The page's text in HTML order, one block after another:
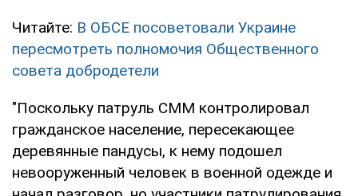
Читайте: В ОБСЕ посоветовали Украине
пересмотреть полномочия Общественного
совета добродетели
"Поскольку патруль СММ контролировал
гражданское население, пересекающее
деревянные пандусы, к нему подошел
невооруженный человек в военной одежде и